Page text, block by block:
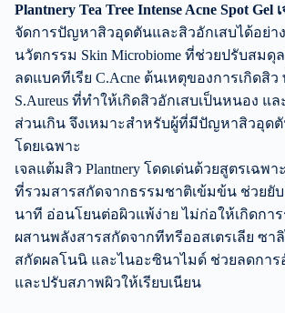
Plantnery Tea Tree Intense Acne Spot Gel
จัดการปัญหาสิวอุดตันและสิวอักเสบได้อย่า
นวัตกรรม Skin Microbiome ที่ช่วยปรับสมดุ
ลดแบคทีเรีย C.Acne ต้นเหตุของการเกิดสิ
S.Aureus ที่ทำให้เกิดสิวอักเสบเป็นหนอง
ส่วนเกิน จึงเหมาะสำหรับผู้ที่มีปัญหาสิวอุด
โดยเฉพาะ
เจลแต้มสิว Plantnery โดดเด่นด้วยสูตรเฉพาะ
ที่รวมสารสกัดจากธรรมชาติเข้มข้น ช่วยยับ
นาที อ่อนโยนต่อผิวแพ้ง่าย ไม่ก่อให้เกิดการ
ผสานพลังสารสกัดจากทีทรีออสเตรเลีย ซา
สกัดผลโนนิ และไนอะซินาไมด์ ช่วยลดการ
และปรับสภาพผิวให้เรียบเนียน